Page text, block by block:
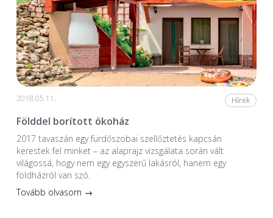
2018.05.11. Hírek
Földdel borított ökoház
2017 tavaszán egy fürdőszobai szellőztetés kapcsán
kerestek fel minket – az alaprajz vizsgálata során vált
világossá, hogy nem egy egyszerű lakásról, hanem egy
földházról van szó.
Tovább olvasom →